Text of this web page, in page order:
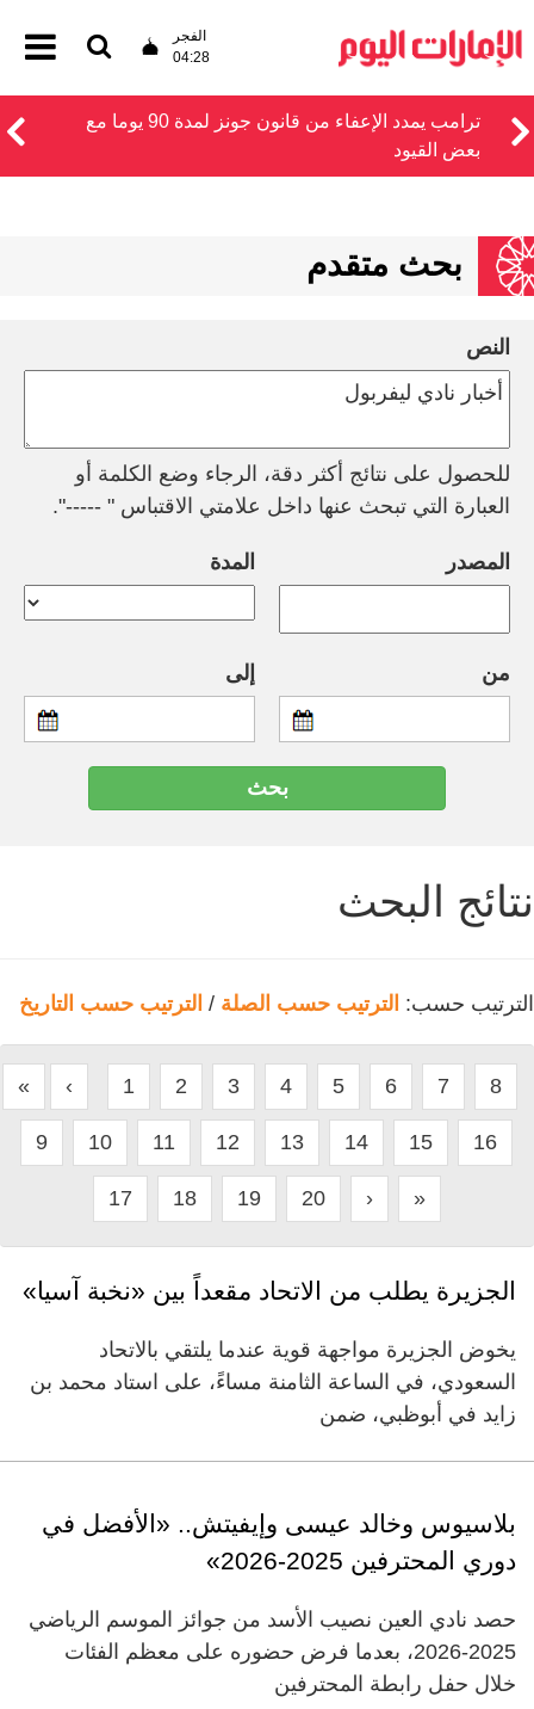
الفجر
04:28
ترامب يمدد الإعفاء من قانون جونز لمدة 90 يوما مع
بعض القيود
بحث متقدم
النص
للحصول على نتائج أكثر دقة، الرجاء وضع الكلمة أو
العبارة التي تبحث عنها داخل علامتي الاقتباس " -----".
المصدر المدة
من إلى
نتائج البحث
الترتيب حسب: الترتيب حسب الصلة / الترتيب حسب التاريخ
« ‹ 1 2 3 4 5 6 7 8
9 10 11 12 13 14 15 16
17 18 19 20 › »
الجزيرة يطلب من الاتحاد مقعداً بين «نخبة آسيا»
يخوض الجزيرة مواجهة قوية عندما يلتقي بالاتحاد
السعودي، في الساعة الثامنة مساءً، على استاد محمد بن
زايد في أبوظبي، ضمن
بلاسيوس وخالد عيسى وإيفيتش.. «الأفضل في
دوري المحترفين 2025-2026»
حصد نادي العين نصيب الأسد من جوائز الموسم الرياضي
2025-2026، بعدما فرض حضوره على معظم الفئات
خلال حفل رابطة المحترفين